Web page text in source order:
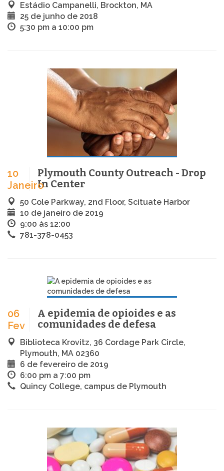
Estádio Campanelli, Brockton, MA
25 de junho de 2018
5:30 pm a 10:00 pm
10
Janeiro
Plymouth County Outreach - Drop
In Center
50 Cole Parkway, 2nd Floor, Scituate Harbor
10 de janeiro de 2019
9:00 às 12:00
781-378-0453
06
Fev
A epidemia de opioides e as
comunidades de defesa
Biblioteca Krovitz, 36 Cordage Park Circle,
Plymouth, MA 02360
6 de fevereiro de 2019
6:00 pm a 7:00 pm
Quincy College, campus de Plymouth